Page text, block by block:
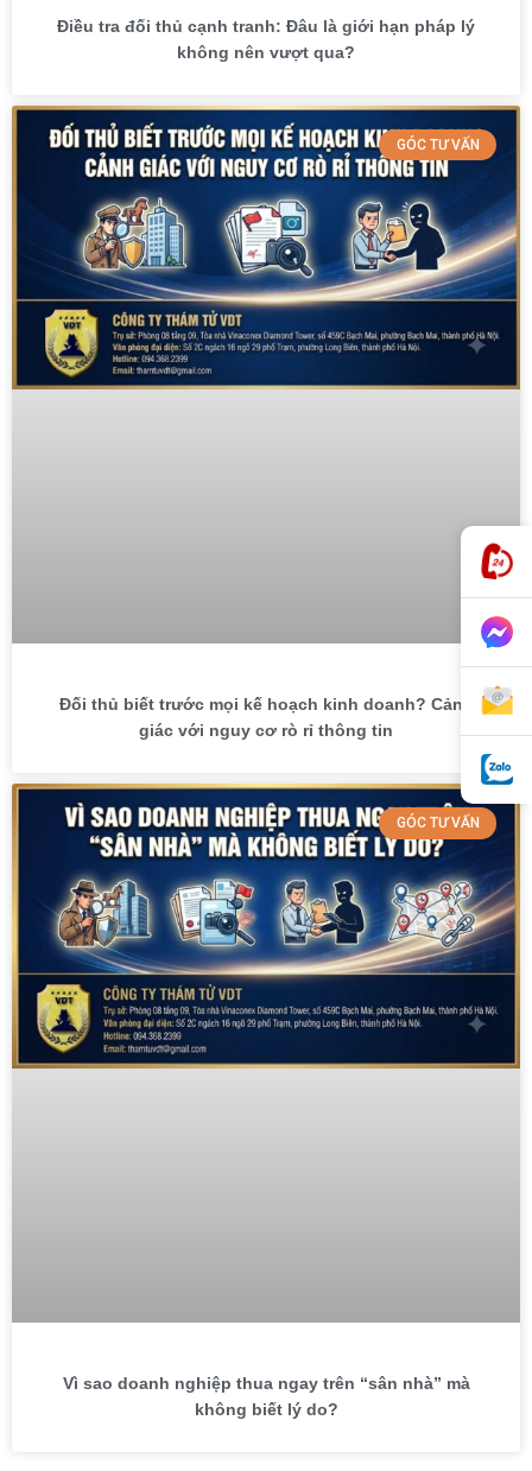
Điều tra đối thủ cạnh tranh: Đâu là giới hạn pháp lý
không nên vượt qua?
GÓC TƯ VẤN
Đối thủ biết trước mọi kế hoạch kinh doanh? Cảnh
giác với nguy cơ rò rỉ thông tin
GÓC TƯ VẤN
Vì sao doanh nghiệp thua ngay trên “sân nhà” mà
không biết lý do?